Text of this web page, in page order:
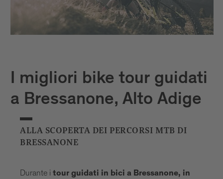
I migliori bike tour guidati
a Bressanone, Alto Adige
ALLA SCOPERTA DEI PERCORSI MTB DI
BRESSANONE
Durante i tour guidati in bici a Bressanone, in